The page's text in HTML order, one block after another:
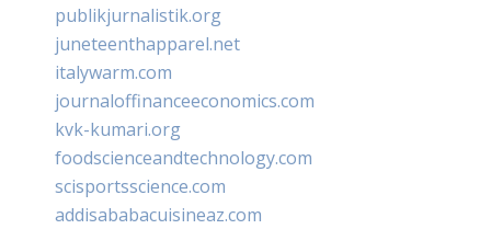
publikjurnalistik.org
juneteenthapparel.net
italywarm.com
journaloffinanceeconomics.com
kvk-kumari.org
foodscienceandtechnology.com
scisportsscience.com
addisababacuisineaz.com